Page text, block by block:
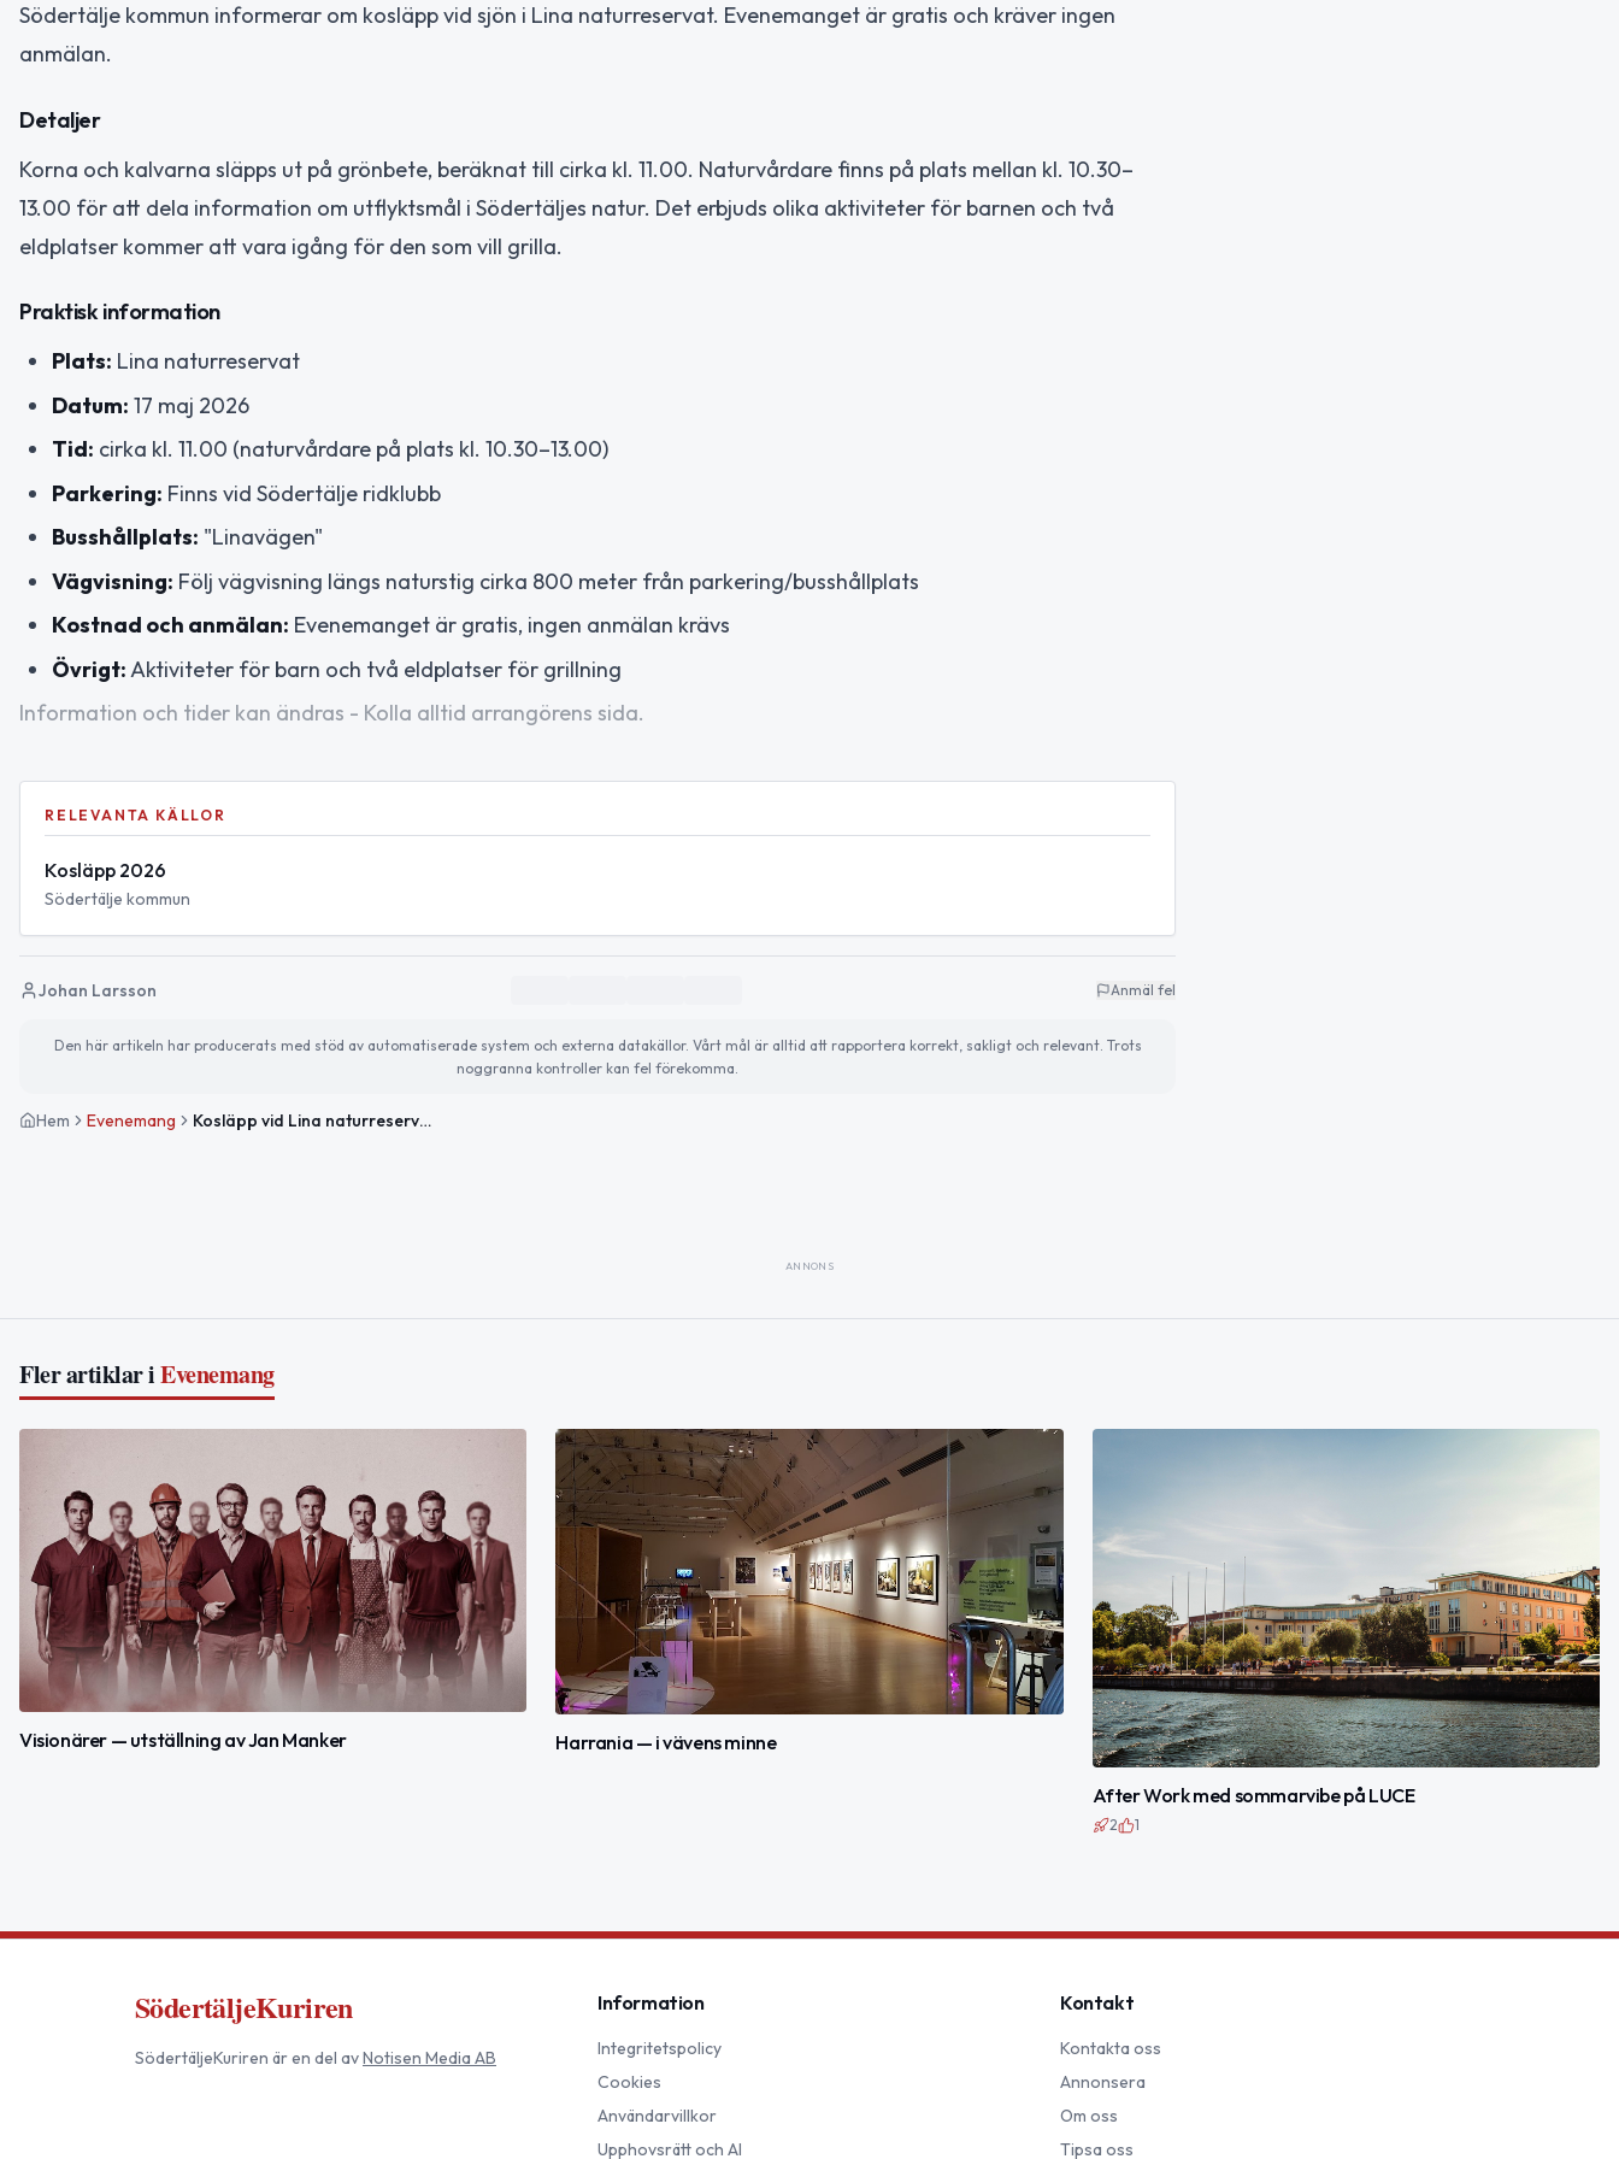
Södertälje kommun informerar om kosläpp vid sjön i Lina naturreservat. Evenemanget är gratis och kräver ingen
anmälan.
Detaljer
Korna och kalvarna släpps ut på grönbete, beräknat till cirka kl. 11.00. Naturvårdare finns på plats mellan kl. 10.30–
13.00 för att dela information om utflyktsmål i Södertäljes natur. Det erbjuds olika aktiviteter för barnen och två
eldplatser kommer att vara igång för den som vill grilla.
Praktisk information
Plats: Lina naturreservat
Datum: 17 maj 2026
Tid: cirka kl. 11.00 (naturvårdare på plats kl. 10.30–13.00)
Parkering: Finns vid Södertälje ridklubb
Busshållplats: "Linavägen"
Vägvisning: Följ vägvisning längs naturstig cirka 800 meter från parkering/busshållplats
Kostnad och anmälan: Evenemanget är gratis, ingen anmälan krävs
Övrigt: Aktiviteter för barn och två eldplatser för grillning
Information och tider kan ändras - Kolla alltid arrangörens sida.
RELEVANTA KÄLLOR
Kosläpp 2026
Södertälje kommun
Johan Larsson Anmäl fel
Den här artikeln har producerats med stöd av automatiserade system och externa datakällor. Vårt mål är alltid att rapportera korrekt, sakligt och relevant. Trots
noggranna kontroller kan fel förekomma.
Hem Evenemang Kosläpp vid Lina naturreservat
ANNONS
Fler artiklar iEvenemang
Visionärer — utställning av Jan Manker Harrania — i vävens minne
After Work med sommarvibe på LUCE
2 1
SödertäljeKuriren
SödertäljeKuriren är en del avNotisen Media AB
Information
Integritetspolicy
Cookies
Användarvillkor
Upphovsrätt och AI
Kontakt
Kontakta oss
Annonsera
Om oss
Tipsa oss